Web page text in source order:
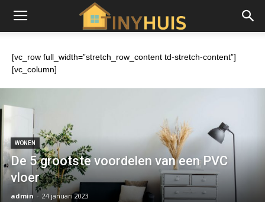
[vc_row full_width=”stretch_row_content td-stretch-content”]
[vc_column]
WONEN
De 5 grootste voordelen van een PVC
vloer
admin - 24 januari 2023